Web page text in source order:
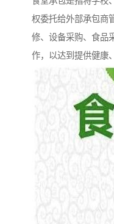
权委托给外部承包商
修、设备采购、食品
作，以达到提供健康